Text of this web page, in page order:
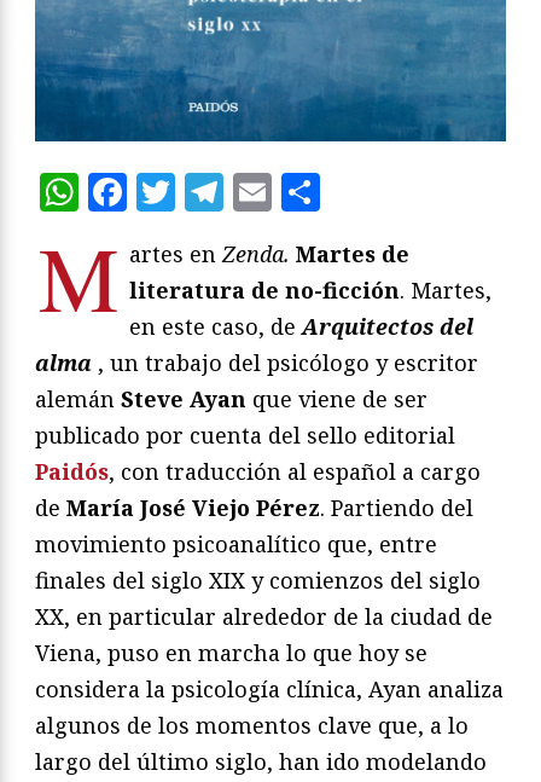
WhatsApp
Facebook
Twitter
Telegram
Email
M artes enZenda. Martes de
literatura de no-ficción. Martes,
en este caso, deArquitectos del
alma , un trabajo del psicólogo y escritor
alemán Steve Ayan que viene de ser
publicado por cuenta del sello editorial
Paidós, con traducción al español a cargo
de María José Viejo Pérez. Partiendo del
movimiento psicoanalítico que, entre
finales del siglo XIX y comienzos del siglo
XX, en particular alrededor de la ciudad de
Viena, puso en marcha lo que hoy se
considera la psicología clínica, Ayan analiza
algunos de los momentos clave que, a lo
largo del último siglo, han ido modelando